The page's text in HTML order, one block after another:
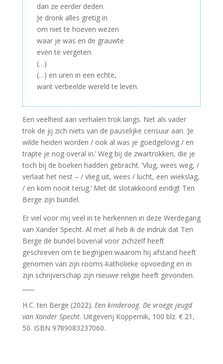
dan ze eerder deden.
Je dronk alles gretig in
om niet te hoeven wezen
waar je was en de grauwte
even te vergeten.
(…)
(…) en uren in een echte,
want verbeelde wereld te leven.
Een veelheid aan verhalen trok langs. Net als vader
trok de jij zich niets van de pauselijke censuur aan. ‘Je
wilde heiden worden / ook al was je goedgelovig / en
trapte je nog overal in.’ Weg bij de zwartrokken, die je
toch bij de boeken hadden gebracht. ‘Vlug, wees weg, /
verlaat het nest – / vlieg uit, wees / lucht, een wiekslag,
/ en kom nooit terug.’ Met dit slotakkoord eindigt Ten
Berge zijn bundel.
Er viel voor mij veel in te herkennen in deze Werdegang
van Xander Specht. Al met al heb ik de indruk dat Ten
Berge de bundel bovenal voor zichzelf heeft
geschreven om te begrijpen waarom hij afstand heeft
genomen van zijn rooms-katholieke opvoeding en in
zijn schrijverschap zijn nieuwe religie heeft gevonden.
H.C. ten Berge (2022). Een kinderoog. De vroege jeugd
van Xander Specht. Uitgeverij Koppernik, 100 blz. € 21,
50. ISBN 9789083237060.